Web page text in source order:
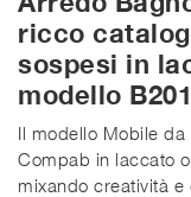
ricco
sospesi in
modello
Il modello Mobile da
Compab in laccato
mixando creatività